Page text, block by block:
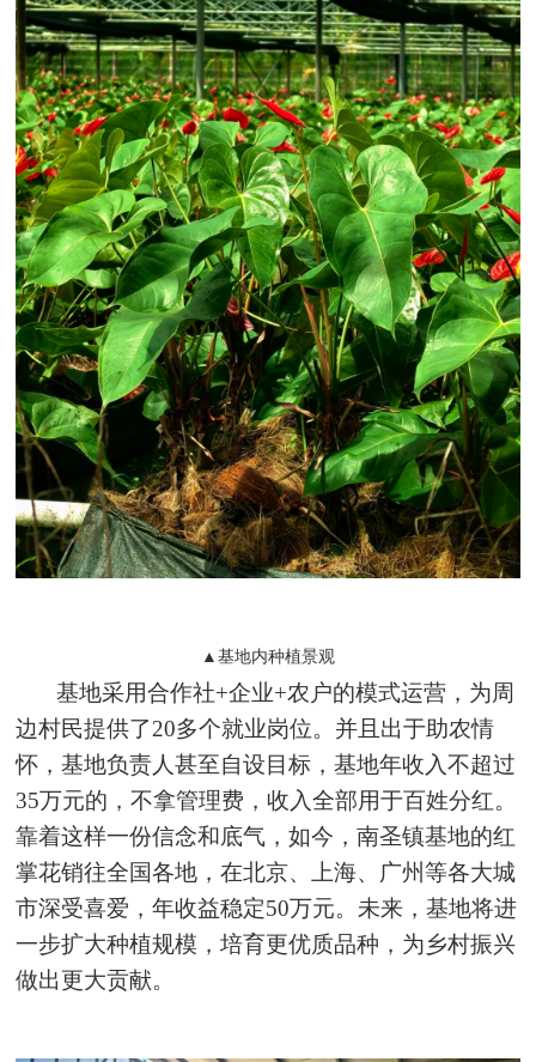
▲基地内种植景观
基地采用合作社+企业+农户的模式运营，为周
边村民提供了20多个就业岗位。并且出于助农情
怀，基地负责人甚至自设目标，基地年收入不超过
35万元的，不拿管理费，收入全部用于百姓分红。
靠着这样一份信念和底气，如今，南圣镇基地的红
掌花销往全国各地，在北京、上海、广州等各大城
市深受喜爱，年收益稳定50万元。未来，基地将进
一步扩大种植规模，培育更优质品种，为乡村振兴
做出更大贡献。